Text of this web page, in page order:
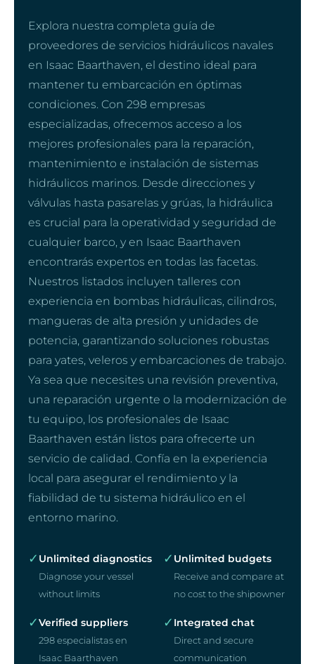
Explora nuestra completa guía de
proveedores de servicios hidráulicos navales
en Isaac Baarthaven, el destino ideal para
mantener tu embarcación en óptimas
condiciones. Con 298 empresas
especializadas, ofrecemos acceso a los
mejores profesionales para la reparación,
mantenimiento e instalación de sistemas
hidráulicos marinos. Desde direcciones y
válvulas hasta pasarelas y grúas, la hidráulica
es crucial para la operatividad y seguridad de
cualquier barco, y en Isaac Baarthaven
encontrarás expertos en todas las facetas.
Nuestros listados incluyen talleres con
experiencia en bombas hidráulicas, cilindros,
mangueras de alta presión y unidades de
potencia, garantizando soluciones robustas
para yates, veleros y embarcaciones de trabajo.
Ya sea que necesites una revisión preventiva,
una reparación urgente o la modernización de
tu equipo, los profesionales de Isaac
Baarthaven están listos para ofrecerte un
servicio de calidad. Confía en la experiencia
local para asegurar el rendimiento y la
fiabilidad de tu sistema hidráulico en el
entorno marino.
✓ Unlimited diagnostics
Diagnose your vessel
without limits
✓ Unlimited budgets
Receive and compare at
no cost to the shipowner
✓Verified suppliers
298 especialistas en
Isaac Baarthaven
✓ Integrated chat
Direct and secure
communication